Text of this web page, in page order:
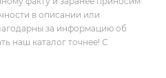
в описании или
за информацию об
наш каталог точнее! С